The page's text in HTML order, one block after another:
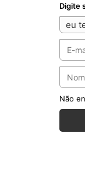
Digite
eu
Não